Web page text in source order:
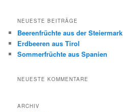
NEUESTE BEITRÄGE
Beerenfrüchte aus der Steiermark
Erdbeeren aus Tirol
Sommerfrüchte aus Spanien
NEUESTE KOMMENTARE
ARCHIV